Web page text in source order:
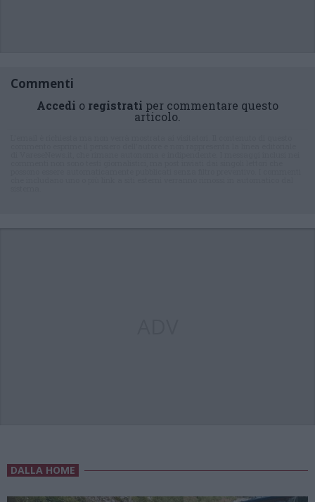
Commenti
Accedi o registrati per commentare questo
articolo.
DALLA HOME